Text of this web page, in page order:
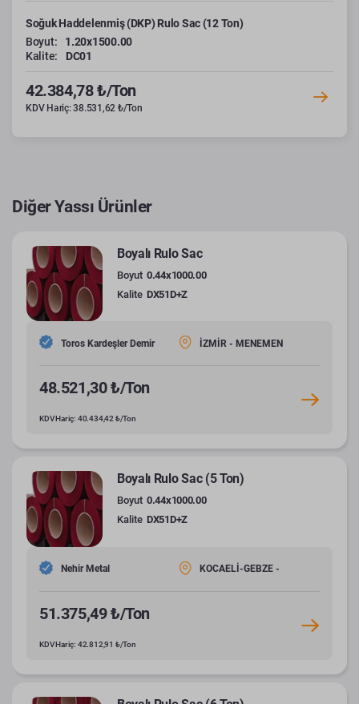
Soğuk Haddelenmiş (DKP) Rulo Sac (12 Ton)
Boyut:
1.20x1500.00
Kalite:
DC01
42.384,78 ₺/Ton
KDV Hariç: 38.531,62 ₺/Ton
Diğer Yassı Ürünler
Boyalı Rulo Sac
Boyut 0.44x1000.00
Kalite DX51D+Z
Toros Kardeşler Demir İZMİR - MENEMEN
48.521,30 ₺/Ton
KDV Hariç: 40.434,42 ₺/Ton
Boyalı Rulo Sac (5 Ton)
Boyut 0.44x1000.00
Kalite DX51D+Z
Nehir Metal KOCAELİ-GEBZE -
51.375,49 ₺/Ton
KDV Hariç: 42.812,91 ₺/Ton